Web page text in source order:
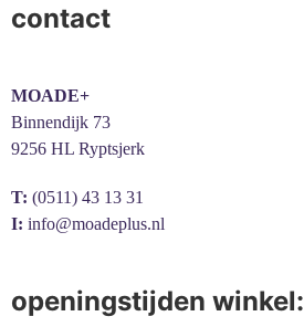
contact
MOADE+
Binnendijk 73
9256 HL Ryptsjerk
T: (0511) 43 13 31
I: info@moadeplus.nl
openingstijden winkel: